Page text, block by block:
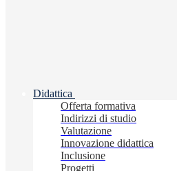
Didattica
Offerta formativa
Indirizzi di studio
Valutazione
Innovazione didattica
Inclusione
Progetti